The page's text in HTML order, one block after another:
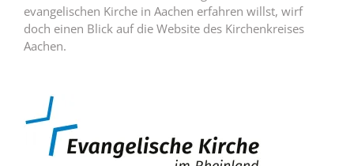
evangelischen Kirche in Aachen erfahren willst, wirf
doch einen Blick auf die Website des Kirchenkreises
Aachen.